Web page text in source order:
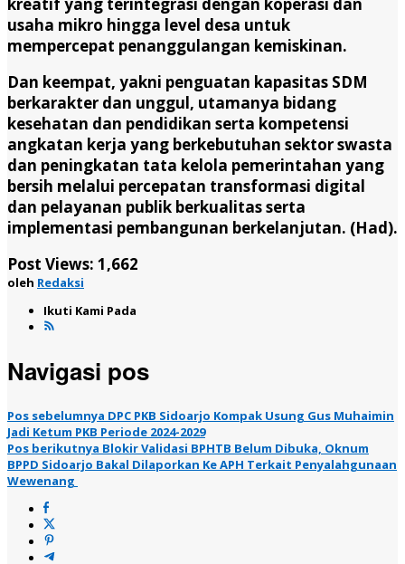
usaha mikro hingga level desa untuk
mempercepat penanggulangan kemiskinan.
Dan keempat, yakni penguatan kapasitas SDM
berkarakter dan unggul, utamanya bidang
kesehatan dan pendidikan serta kompetensi
angkatan kerja yang berkebutuhan sektor swasta
dan peningkatan tata kelola pemerintahan yang
bersih melalui percepatan transformasi digital
dan pelayanan publik berkualitas serta
implementasi pembangunan berkelanjutan. (Had).
Post Views: 1,662
oleh Redaksi
Ikuti Kami Pada
Navigasi pos
Pos sebelumnya DPC PKB Sidoarjo Kompak Usung Gus Muhaimin
Jadi Ketum PKB Periode 2024-2029
Pos berikutnya Blokir Validasi BPHTB Belum Dibuka, Oknum
BPPD Sidoarjo Bakal Dilaporkan Ke APH Terkait Penyalahgunaan
Wewenang